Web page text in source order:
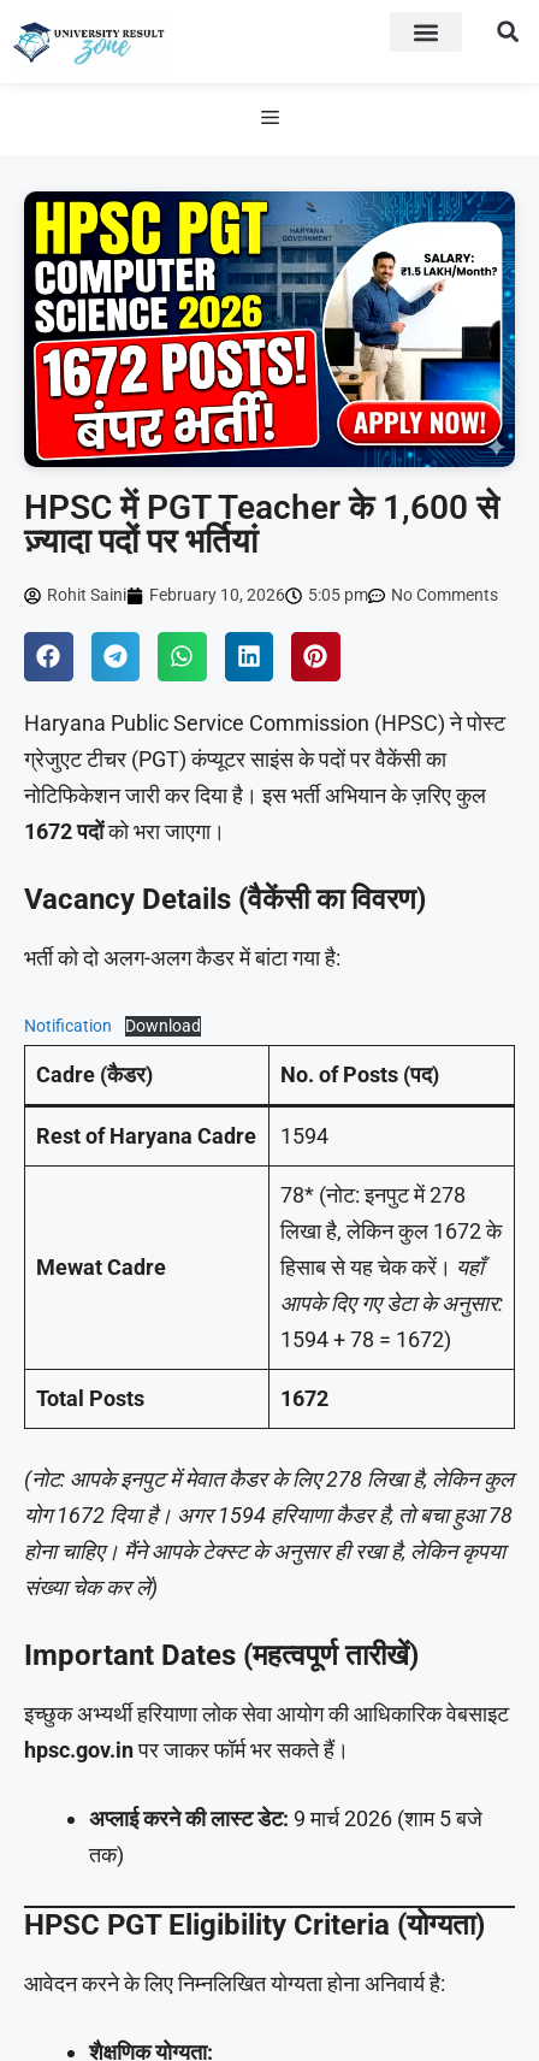
HPSC में PGT Teacher के 1,600 से
ज़्यादा पदों पर भर्तियां
Rohit Saini February 10, 2026 5:05 pm No Comments
Haryana Public Service Commission (HPSC) ने पोस्ट
ग्रेजुएट टीचर (PGT) कंप्यूटर साइंस के पदों पर वैकेंसी का
नोटिफिकेशन जारी कर दिया है। इस भर्ती अभियान के ज़रिए कुल
1672 पदोंको भरा जाएगा।
Vacancy Details (वैकेंसी का विवरण)
भर्ती को दो अलग-अलग कैडर में बांटा गया है:
Notification Download
Cadre (कैडर) No. of Posts (पद)
Rest of Haryana Cadre 1594
Mewat Cadre
78* (नोट: इनपुट में 278
लिखा है, लेकिन कुल 1672 के
हिसाब से यह चेक करें। यहाँ
आपके दिए गए डेटा के अनुसार:
1594 + 78 = 1672)
Total Posts 1672
(नोट: आपके इनपुट में मेवात कैडर के लिए 278 लिखा है, लेकिन कुल
योग 1672 दिया है। अगर 1594 हरियाणा कैडर है, तो बचा हुआ 78
होना चाहिए। मैंने आपके टेक्स्ट के अनुसार ही रखा है, लेकिन कृपया
संख्या चेक कर लें)
Important Dates (महत्वपूर्ण तारीखें)
इच्छुक अभ्यर्थी हरियाणा लोक सेवा आयोग की आधिकारिक वेबसाइट
hpsc.gov.inपर जाकर फॉर्म भर सकते हैं।
अप्लाई करने की लास्ट डेट: 9 मार्च 2026 (शाम 5 बजे
तक)
HPSC PGT Eligibility Criteria (योग्यता)
आवेदन करने के लिए निम्नलिखित योग्यता होना अनिवार्य है:
शैक्षणिक योग्यता: